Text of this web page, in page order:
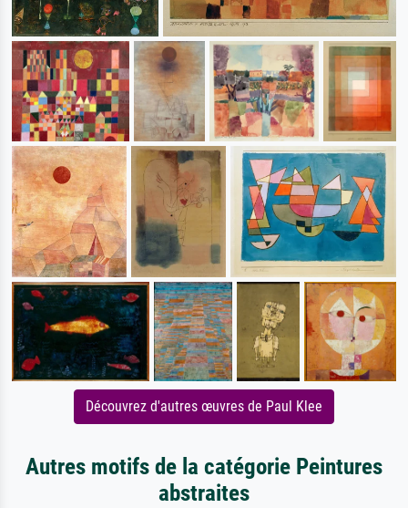
Découvrez d'autres œuvres de Paul Klee
Autres motifs de la catégorie Peintures
abstraites